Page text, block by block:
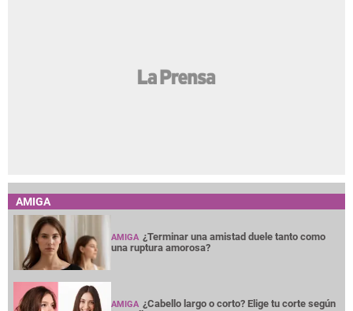
AMIGA
AMIGA ¿Terminar una amistad duele tanto como
una ruptura amorosa?
AMIGA ¿Cabello largo o corto? Elige tu corte según